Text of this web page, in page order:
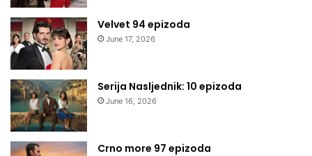
Velvet 94 epizoda
June 17, 2026
Serija Nasljednik: 10 epizoda
June 16, 2026
Crno more 97 epizoda